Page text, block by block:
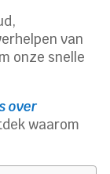
van
onze snelle
over
waarom